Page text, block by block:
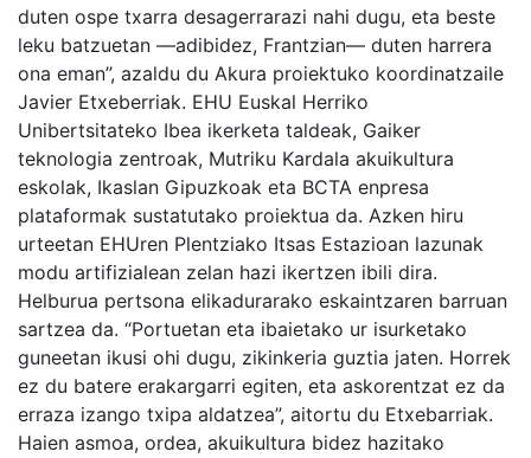
duten ospe txarra desagerrarazi nahi dugu, eta beste
leku batzuetan —adibidez, Frantzian— duten harrera
ona eman”, azaldu du Akura proiektuko koordinatzaile
Javier Etxeberriak. EHU Euskal Herriko
Unibertsitateko Ibea ikerketa taldeak, Gaiker
teknologia zentroak, Mutriku Kardala akuikultura
eskolak, Ikaslan Gipuzkoak eta BCTA enpresa
plataformak sustatutako proiektua da. Azken hiru
urteetan EHUren Plentziako Itsas Estazioan lazunak
modu artifizialean zelan hazi ikertzen ibili dira.
Helburua pertsona elikadurarako eskaintzaren barruan
sartzea da. “Portuetan eta ibaietako ur isurketako
guneetan ikusi ohi dugu, zikinkeria guztia jaten. Horrek
ez du batere erakargarri egiten, eta askorentzat ez da
erraza izango txipa aldatzea”, aitortu du Etxebarriak.
Haien asmoa, ordea, akuikultura bidez hazitako